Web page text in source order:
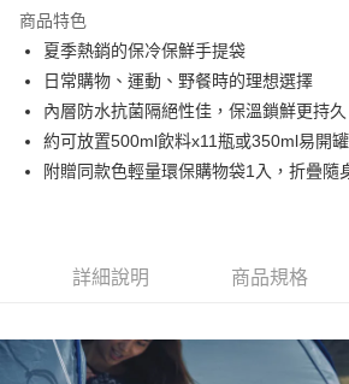
Google Pay
全盈+PAY
大哥付你分期
相關說明
【大哥付你分期使用說明】
成交易。
3.實際核准額度、可分期數及費用金額請依後續交
法說明評估內容。
【繳款方式說明】
AFTEE先享後付是「在收到商品之後才付款」的
２．便利：只要手機號碼，簡訊認證，即可結帳。
３．安心：先確認商品／服務後，再付款。
ATM付款
付款後全家取貨
商品特色
夏季熱銷的保冷保鮮手提袋
日常購物、運動、野餐時的理想選擇
內層防水抗菌隔絕性佳，保溫鎖鮮更持久
約可放置500ml飲料x11瓶或350ml易開
附贈同款色輕量環保購物袋1入，折疊隨
詳細說明 商品規格